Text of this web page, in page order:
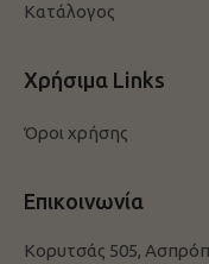
Κατάλογος
Χρήσιμα Links
Όροι χρήσης
Επικοινωνία
Κορυτσάς 505,